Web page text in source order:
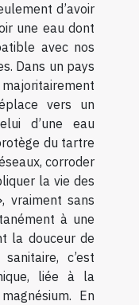
d’avoir
une eau dont
avec nos
Dans un pays
vers un
d’une eau
du tartre
corroder
la vie des
vraiment sans
à une
la douceur de
c’est
liée à la
En